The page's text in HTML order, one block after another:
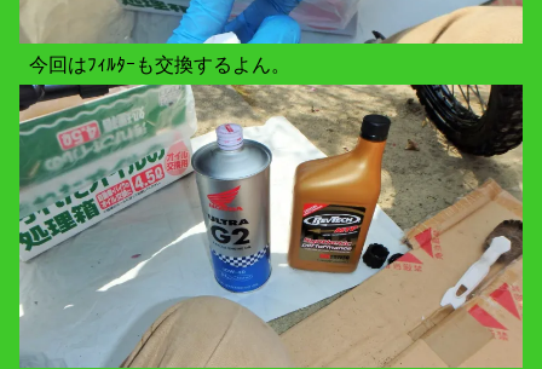
今回はﾌｨﾙﾀｰも交換するよん。